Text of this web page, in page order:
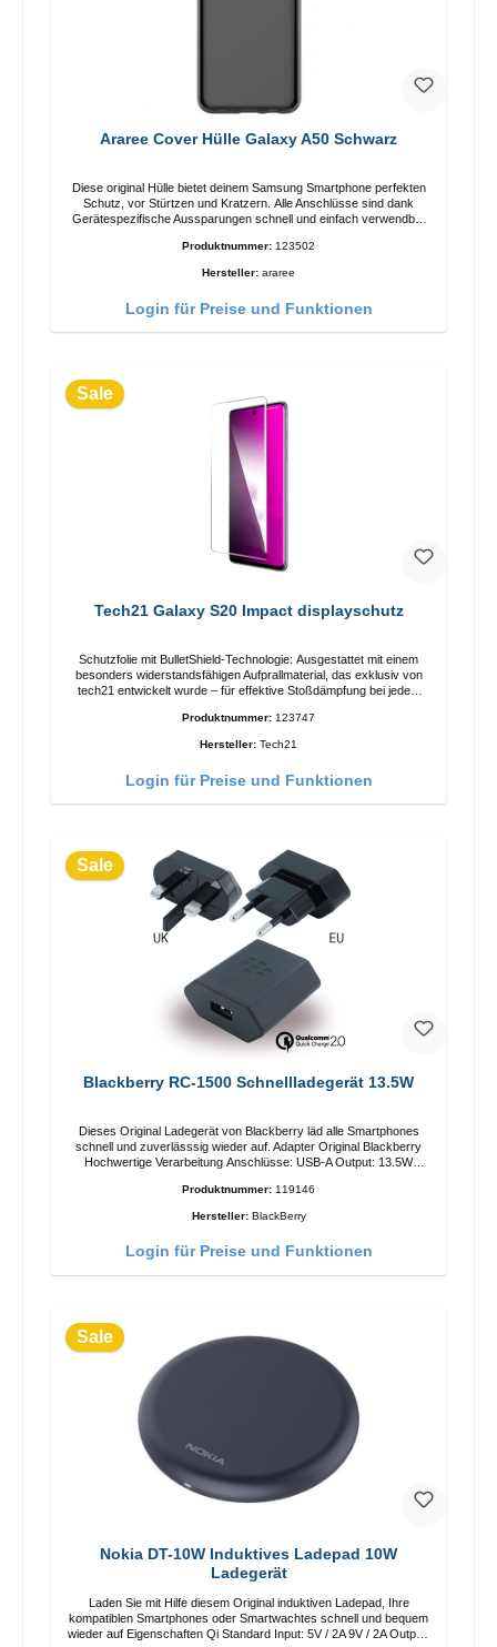
Araree Cover Hülle Galaxy A50 Schwarz
Diese original Hülle bietet deinem Samsung Smartphone perfekten
Schutz, vor Stürtzen und Kratzern. Alle Anschlüsse sind dank
Gerätespezifische Aussparungen schnell und einfach verwendbar
Schwarz
Produktnummer: 123502
Hersteller: araree
Login für Preise und Funktionen
Sale
Tech21 Galaxy S20 Impact displayschutz
Schutzfolie mit BulletShield-Technologie: Ausgestattet mit einem
besonders widerstandsfähigen Aufprallmaterial, das exklusiv von
tech21 entwickelt wurde – für effektive Stoßdämpfung bei jedem
Schutz vor alltäglichen Kratzern und sorgt dafür, dass Ihr Display
Rundungen Ihres Bildschirms an und schützt ihn nahtlos von Rand
Produktnummer: 123747
Hersteller: Tech21
Login für Preise und Funktionen
Sale
Blackberry RC-1500 Schnellladegerät 13.5W
Dieses Original Ladegerät von Blackberry läd alle Smartphones
schnell und zuverlässsig wieder auf. Adapter Original Blackberry
Hochwertige Verarbeitung Anschlüsse: USB-A Output: 13.5W
Produktnummer: 119146
Hersteller: BlackBerry
Login für Preise und Funktionen
Sale
Nokia DT-10W Induktives Ladepad 10W
Ladegerät
Laden Sie mit Hilfe diesem Original induktiven Ladepad, Ihre
kompatiblen Smartphones oder Smartwachtes schnell und bequem
wieder auf Eigenschaften Qi Standard Input: 5V / 2A 9V / 2A Output: